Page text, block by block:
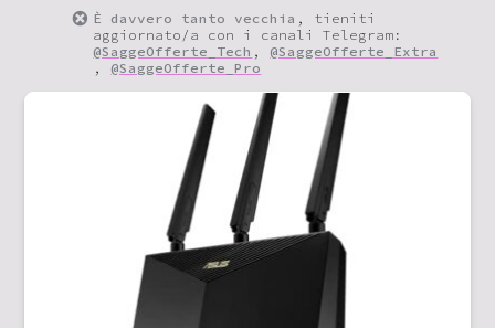
È davvero tanto vecchia , tieniti
aggiornato/a con i canali Telegram:
@SaggeOfferte_Tech , @SaggeOfferte_Extra
, @SaggeOfferte_Pro